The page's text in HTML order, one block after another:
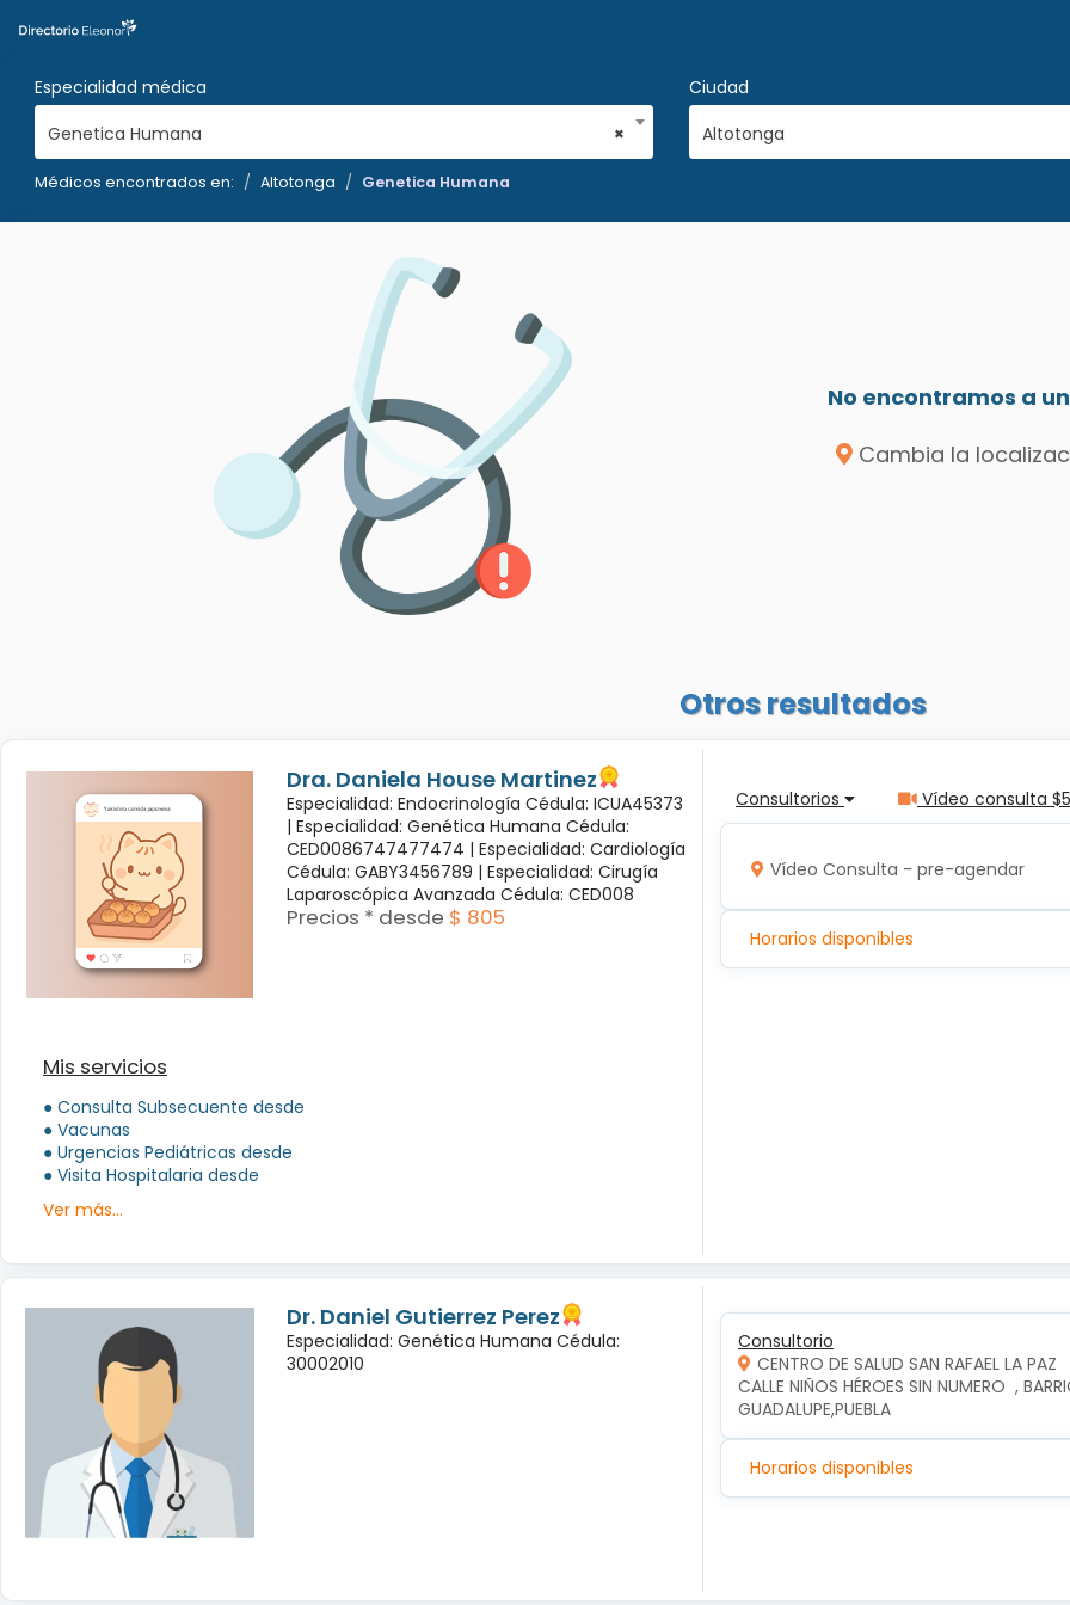
Especialidad médica
×
Genetica Humana
Ciudad
Altotonga
Médicos encontrados en: Altotonga Genetica Humana
No encontramos a
Cambia la
Otros resultados
Dra. Daniela House Martinez
Especialidad: Endocrinología Cédula: ICUA45373
| Especialidad: Genética Humana Cédula:
CED0086747477474 | Especialidad: Cardiología
Cédula: GABY3456789 | Especialidad: Cirugía
Laparoscópica Avanzada Cédula: CED008
Precios * desde $ 805
Mis servicios
● Consulta Subsecuente desde
● Vacunas
● Urgencias Pediátricas desde
● Visita Hospitalaria desde
Ver más...
Consultorios Vídeo consulta
Vídeo Consulta - pre-agendar
Horarios disponibles
Dr. Daniel Gutierrez Perez
Especialidad: Genética Humana Cédula:
30002010
Consultorio
CENTRO DE SALUD SAN RAFAEL LA PAZ
CALLE NIÑOS HÉROES SIN NUMERO  ,
GUADALUPE,PUEBLA
Horarios disponibles